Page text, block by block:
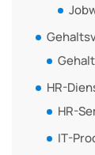
HR-
HR-
IT-